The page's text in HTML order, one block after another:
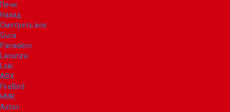
Печи
Назад
Смотреть все
Guca
Panadero
Lacunza
Loki
ABX
FireBird
НМК
Aston